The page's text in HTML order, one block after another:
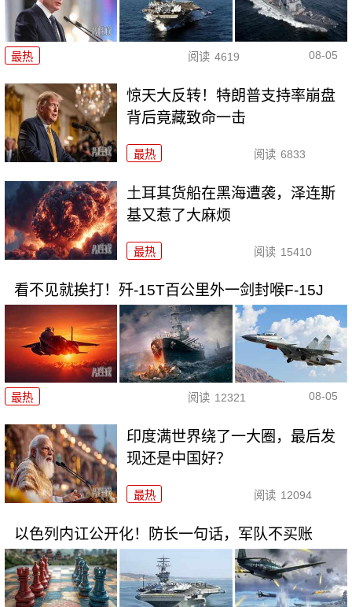
最热 阅读 4619 08-05
惊天大反转！特朗普支持率崩盘
背后竟藏致命一击
最热 阅读 6833
土耳其货船在黑海遭袭，泽连斯
基又惹了大麻烦
最热 阅读 15410
看不见就挨打！歼-15T百公里外一剑封喉F-15J
最热 阅读 12321 08-05
印度满世界绕了一大圈，最后发
现还是中国好？
最热 阅读 12094
以色列内讧公开化！防长一句话，军队不买账